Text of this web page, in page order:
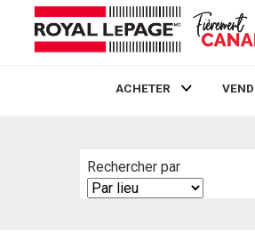
ACHETER
Rechercher par
Search
By